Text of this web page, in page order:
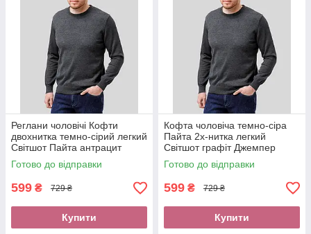
Реглани чоловічі Кофти
двохнитка темно-сірий легкий
Світшот Пайта антрацит
весна літо Джемпер оплата
при отриманні нова пошта
Готово до відправки
599 ₴ 729 ₴
Купити
Кофта чоловіча темно-сіра
Пайта 2х-нитка легкий
Світшот графіт Джемпер
весняний літній Светр купити
без передоплати нова пошта
Готово до відправки
599 ₴ 729 ₴
Купити